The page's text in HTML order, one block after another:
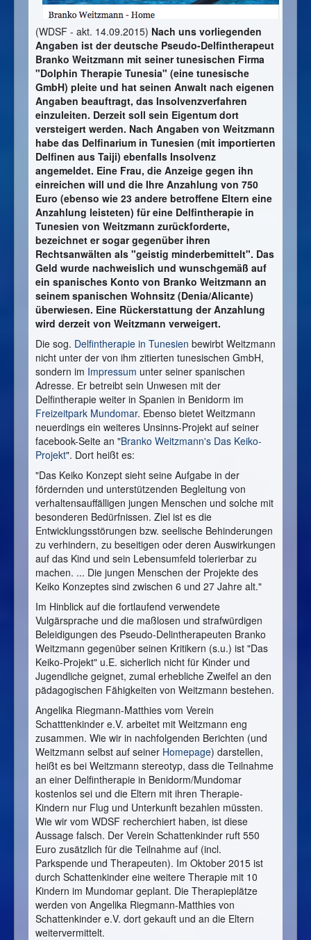
(WDSF - akt. 14.09.2015) Nach uns vorliegenden
Angaben ist der deutsche Pseudo-Delfintherapeut
Branko Weitzmann mit seiner tunesischen Firma
"Dolphin Therapie Tunesia" (eine tunesische
GmbH) pleite und hat seinen Anwalt nach eigenen
Angaben beauftragt, das Insolvenzverfahren
einzuleiten. Derzeit soll sein Eigentum dort
versteigert werden. Nach Angaben von Weitzmann
habe das Delfinarium in Tunesien (mit importierten
Delfinen aus Taiji) ebenfalls Insolvenz
angemeldet. Eine Frau, die Anzeige gegen ihn
einreichen will und die Ihre Anzahlung von 750
Euro (ebenso wie 23 andere betroffene Eltern eine
Anzahlung leisteten) für eine Delfintherapie in
Tunesien von Weitzmann zurückforderte,
bezeichnet er sogar gegenüber ihren
Rechtsanwälten als "geistig minderbemittelt". Das
Geld wurde nachweislich und wunschgemäß auf
ein spanisches Konto von Branko Weitzmann an
seinem spanischen Wohnsitz (Denia/Alicante)
überwiesen. Eine Rückerstattung der Anzahlung
wird derzeit von Weitzmann verweigert.
Die sog. Delfintherapie in Tunesien bewirbt Weitzmann
nicht unter der von ihm zitierten tunesischen GmbH,
sondern im Impressum unter seiner spanischen
Adresse. Er betreibt sein Unwesen mit der
Delfintherapie weiter in Spanien in Benidorm im
Freizeitpark Mundomar. Ebenso bietet Weitzmann
neuerdings ein weiteres Unsinns-Projekt auf seiner
facebook-Seite an "Branko Weitzmann's Das Keiko-
Projekt". Dort heißt es:
"Das Keiko Konzept sieht seine Aufgabe in der
fördernden und unterstützenden Begleitung von
verhaltensauffälligen jungen Menschen und solche mit
besonderen Bedürfnissen. Ziel ist es die
Entwicklungsstörungen bzw. seelische Behinderungen
zu verhindern, zu beseitigen oder deren Auswirkungen
auf das Kind und sein Lebensumfeld tolerierbar zu
machen. ... Die jungen Menschen der Projekte des
Keiko Konzeptes sind zwischen 6 und 27 Jahre alt."
Im Hinblick auf die fortlaufend verwendete
Vulgärsprache und die maßlosen und strafwürdigen
Beleidigungen des Pseudo-Delintherapeuten Branko
Weitzmann gegenüber seinen Kritikern (s.u.) ist "Das
Keiko-Projekt" u.E. sicherlich nicht für Kinder und
Jugendliche geignet, zumal erhebliche Zweifel an den
pädagogischen Fähigkeiten von Weitzmann bestehen.
Angelika Riegmann-Matthies vom Verein
Schatttenkinder e.V. arbeitet mit Weitzmann eng
zusammen. Wie wir in nachfolgenden Berichten (und
Weitzmann selbst auf seiner Homepage) darstellen,
heißt es bei Weitzmann stereotyp, dass die Teilnahme
an einer Delfintherapie in Benidorm/Mundomar
kostenlos sei und die Eltern mit ihren Therapie-
Kindern nur Flug und Unterkunft bezahlen müssten.
Wie wir vom WDSF recherchiert haben, ist diese
Aussage falsch. Der Verein Schattenkinder ruft 550
Euro zusätzlich für die Teilnahme auf (incl.
Parkspende und Therapeuten). Im Oktober 2015 ist
durch Schattenkinder eine weitere Therapie mit 10
Kindern im Mundomar geplant. Die Therapieplätze
werden von Angelika Riegmann-Matthies von
Schattenkinder e.V. dort gekauft und an die Eltern
weitervermittelt.